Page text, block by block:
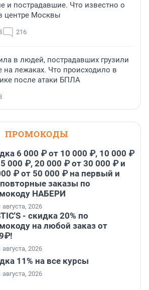
и пострадавшие. Что известно о
центре Москвы
216
в людей, пострадавших грузили
на лежаках. Что происходило в
после атаки БПЛА
ПРОМОКОДЫ
6 000 ₽ от 10 000 ₽, 10 000 ₽
000 ₽, 20 000 ₽ от 30 000 ₽ и
₽ от 50 000 ₽ на первый и
заказы по
НАБЕРИ
2026
- скидка 20% по
на любой заказ от
2026
11% на все курсы
2026